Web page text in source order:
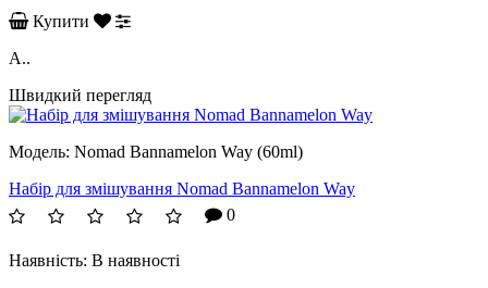
Купити
A..
Швидкий перегляд
Модель: Nomad Bannamelon Way (60ml)
Набір для змішування Nomad Bannamelon Way
0
Наявність: В наявності